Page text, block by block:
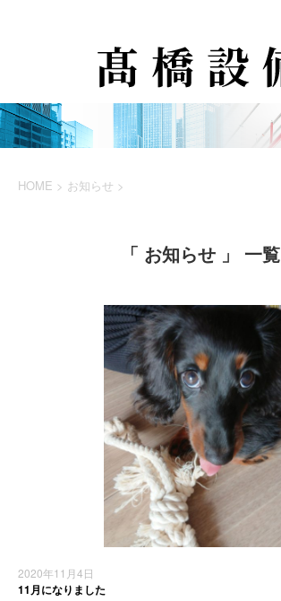
HOME > お知らせ >
「 お知らせ 」 一覧
2020年11月4日
11月になりました